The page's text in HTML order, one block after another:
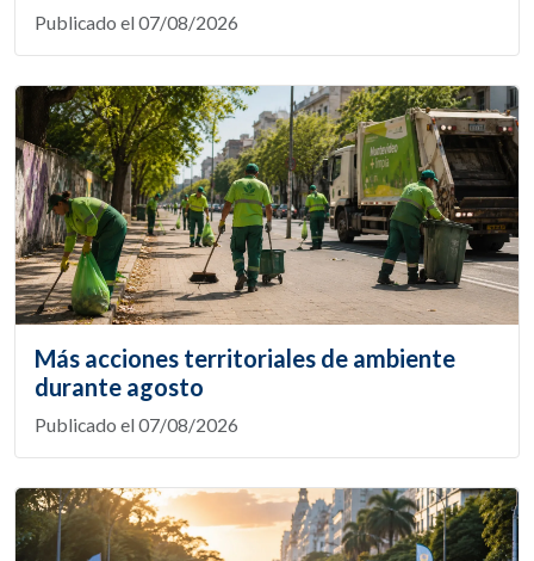
Publicado el 07/08/2026
Más acciones territoriales de ambiente
durante agosto
Publicado el 07/08/2026